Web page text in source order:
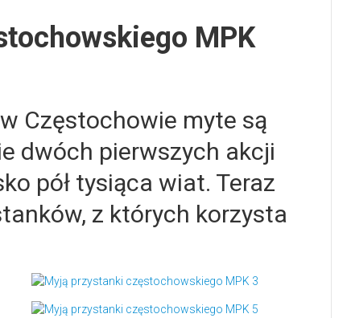
MPK
Częstochowie myte są
dwóch pierwszych akcji
pół tysiąca wiat. Teraz
z których korzysta